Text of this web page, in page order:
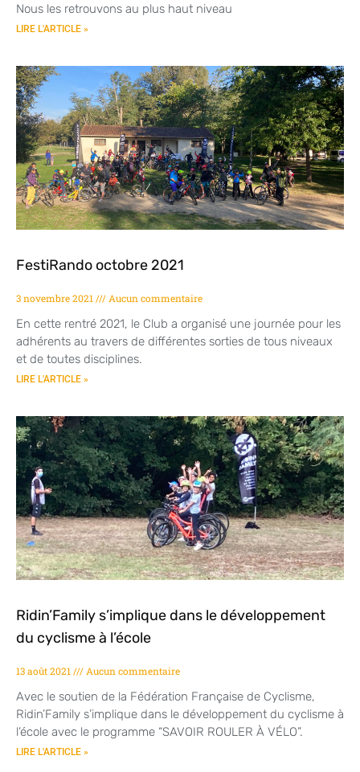
Nous les retrouvons au plus haut niveau
LIRE L'ARTICLE »
FestiRando octobre 2021
3 novembre 2021 Aucun commentaire
En cette rentré 2021, le Club a organisé une journée pour les
adhérents au travers de différentes sorties de tous niveaux
et de toutes disciplines.
LIRE L'ARTICLE »
Ridin’Family s’implique dans le développement
du cyclisme à l’école
13 août 2021 Aucun commentaire
Avec le soutien de la Fédération Française de Cyclisme,
Ridin’Family s’implique dans le développement du cyclisme à
l’école avec le programme “SAVOIR ROULER À VÉLO”.
LIRE L'ARTICLE »